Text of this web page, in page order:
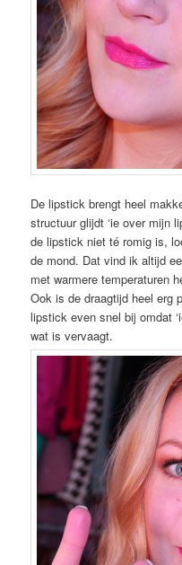
De lipstick brengt heel
structuur glijdt ‘ie over mijn
de lipstick niet té romig is,
de mond. Dat vind ik altijd
met warmere temperaturen
Ook is de draagtijd heel erg
lipstick even snel bij omdat
wat is vervaagt.